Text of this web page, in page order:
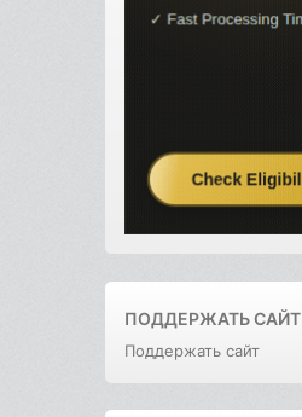
ПОДДЕРЖАТЬ САЙТ
Поддержать сайт